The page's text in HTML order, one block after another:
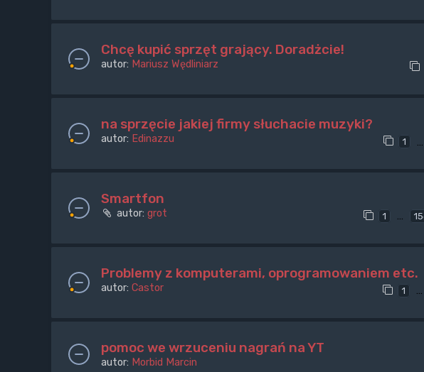
Chcę kupić sprzęt grający. Doradżcie!
autor: Mariusz Wędliniarz
na sprzęcie jakiej firmy słuchacie muzyki?
autor: Edinazzu 1
Smartfon
autor: grot 1 …
Problemy z komputerami, oprogramowaniem etc.
autor: Castor 1 …
pomoc we wrzuceniu nagrań na YT
autor: Morbid Marcin